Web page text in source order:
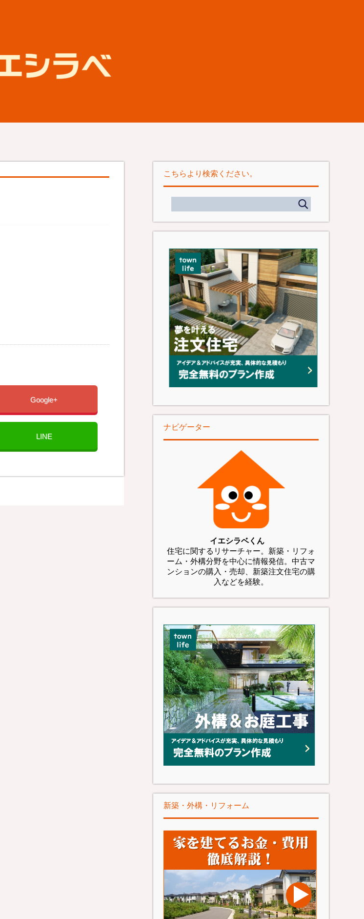
Google+
LINE
こちらより検索ください。
ナビゲーター
イエシラベくん
住宅に関するリサーチャー。新築・リフォ
ーム・外構分野を中心に情報発信。中古マ
ンションの購入・売却、新築注文住宅の購
入などを経験。
新築・外構・リフォーム